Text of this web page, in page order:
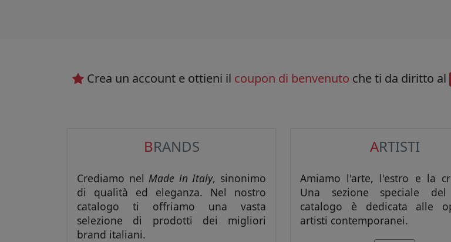
Crea un account e ottieni il coupon di benvenuto che ti da diritto al
BRANDS
Crediamo nel Made in Italy, sinonimo
di qualità ed eleganza. Nel nostro
catalogo ti offriamo una vasta
selezione di prodotti dei migliori
brand italiani.
ARTISTI
Amiamo l'arte, l'estro e la
Una sezione speciale
catalogo è dedicata alle
artisti contemporanei.